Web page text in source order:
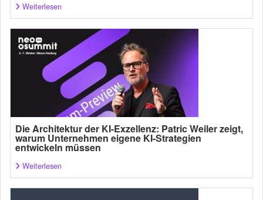
Weiterlesen
Die Architektur der KI-Exzellenz: Patric Weiler zeigt,
warum Unternehmen eigene KI-Strategien
entwickeln müssen
Weiterlesen